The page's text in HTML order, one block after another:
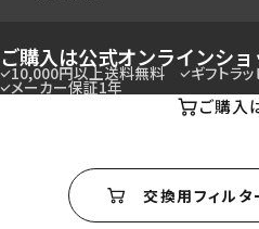
ご購入
ご購入は公式オンラインシ
10,000円以上送料無料 ギフトラ
メーカー保証1年
交換用フィル